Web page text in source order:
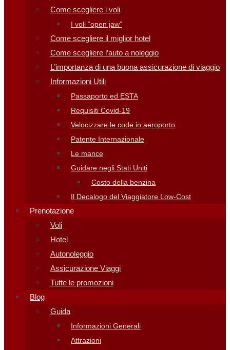
Come scegliere i voli
I voli “open jaw”
Come scegliere il miglior hotel
Come scegliere l’auto a noleggio
L’importanza di una buona assicurazione di viaggio
Informazioni Utili
Passaporto ed ESTA
Requisiti Covid-19
Velocizzare le code in aeroporto
Patente Internazionale
Le mance
Guidare negli Stati Uniti
Costo della benzina
Il Decalogo del Viaggiatore Low-Cost
Prenotazione
Voli
Hotel
Autonoleggio
Assicurazione Viaggi
Tutte le promozioni
Blog
Guida
Informazioni Generali
Attrazioni